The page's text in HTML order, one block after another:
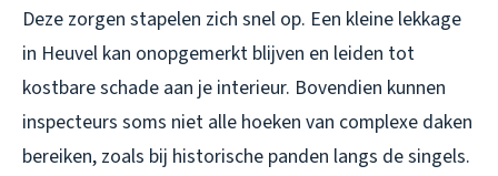
Deze zorgen stapelen zich snel op. Een kleine lekkage
in Heuvel kan onopgemerkt blijven en leiden tot
kostbare schade aan je interieur. Bovendien kunnen
inspecteurs soms niet alle hoeken van complexe daken
bereiken, zoals bij historische panden langs de singels.